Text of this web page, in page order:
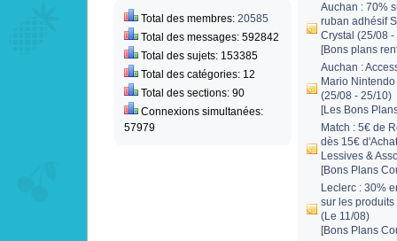
Total des membres:20585
Total des messages: 592842
Total des sujets: 153385
Total des catégories: 12
Total des sections: 90
Connexions simultanées:
57979
Auchan : 70%
ruban adhésif
Crystal (25/08
[Bons plans
Auchan :
Mario
(25/08 - 25/10)
[Les Bons
Match : 5€ de
dès 15€
Lessives &
[Bons Plans
Leclerc : 30%
sur les
(Le 11/08)
[Bons Plans